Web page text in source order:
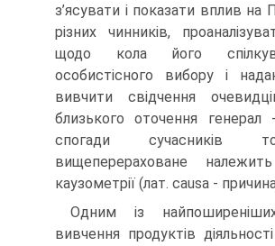
з’ясувати і показати вплив на
різних чинників,
щодо кола його
особистісного вибору і
вивчити свідчення
близького оточення генерал -
спогади сучасників
вищеперераховане
каузометрії (лат. causa -
Одним із
вивчення продуктів